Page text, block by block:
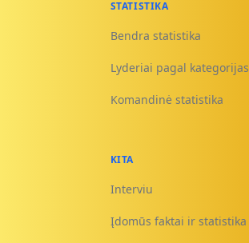
STATISTIKA
Bendra statistika
Lyderiai pagal kategorijas
Komandinė statistika
KITA
Interviu
Įdomūs faktai ir statistika